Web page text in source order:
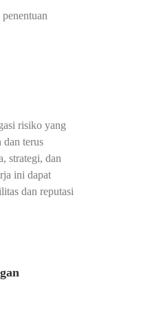
risiko yang
terus
strategi, dan
ini dapat
dan reputasi